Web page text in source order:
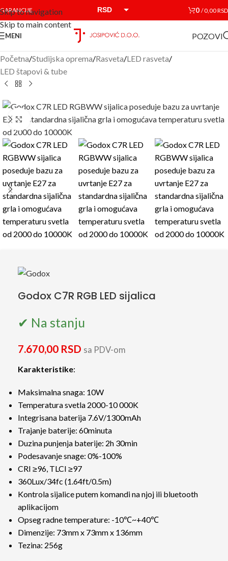
Skip to navigation
Skip to main content
GARANCIJE RSD 0 /0,00RSD
MENI POZOVI
Početna/Studijska oprema/Rasveta/LED rasveta/
LED štapovi & tube
Click to enlarge
Godox C7R RGB LED sijalica
✔ Na stanju
7.670,00 RSD sa PDV-om
Karakteristike:
Maksimalna snaga: 10W
Temperatura svetla 2000-10 000K
Integrisana baterija 7.6V/1300mAh
Trajanje baterije: 60minuta
Duzina punjenja baterije: 2h 30min
Podesavanje snage: 0%-100%
CRI ≥96, TLCI ≥97
360Lux/34fc (1.64ft/0.5m)
Kontrola sijalice putem komandi na njoj ili bluetooth
aplikacijom
Opseg radne temperature: -10℃~+40℃
Dimenzije: 73mm x 73mm x 136mm
Tezina: 256g